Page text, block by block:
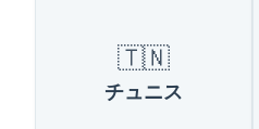
🇹🇳
チュニス